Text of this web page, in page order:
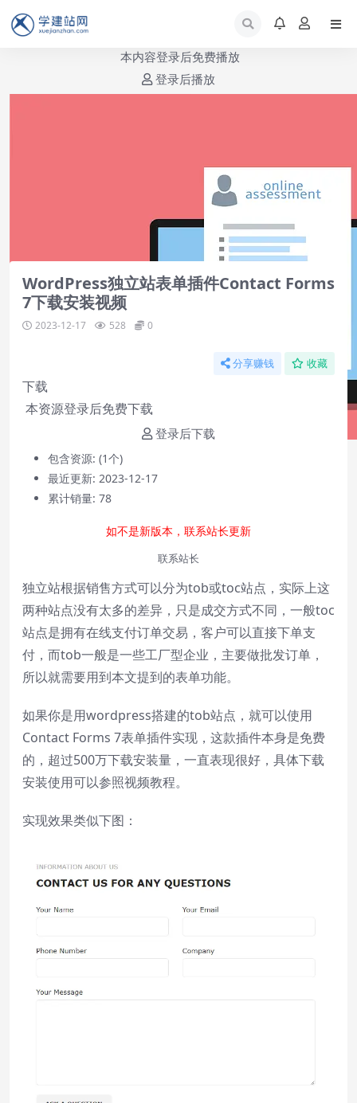
本内容登录后免费播放
登录后播放
Video Player is loading.
Play
Video
Play
Mute
/
Duration0:00
Loaded:0%
Stream TypeLIVE
Seek to live, currently behind live
Playback Rate
, selected
Contact Forms 7 配置方法-第1集
WordPress独立站表单插件Contact Forms
7下载安装视频
2023-12-17 528 0
分享赚钱 收藏
下载
本资源登录后免费下载
登录后下载
包含资源: (1个)
最近更新: 2023-12-17
累计销量: 78
如不是新版本，联系站长更新
联系站长
独立站根据销售方式可以分为tob或toc站点，实际上这
两种站点没有太多的差异，只是成交方式不同，一般toc
站点是拥有在线支付订单交易，客户可以直接下单支
付，而tob一般是一些工厂型企业，主要做批发订单，
所以就需要用到本文提到的表单功能。
如果你是用wordpress搭建的tob站点，就可以使用
Contact Forms 7表单插件实现，这款插件本身是免费
的，超过500万下载安装量，一直表现很好，具体下载
安装使用可以参照视频教程。
实现效果类似下图：